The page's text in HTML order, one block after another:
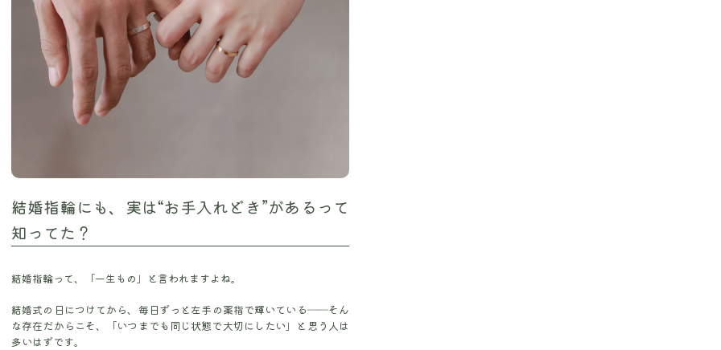
結婚指輪にも、実は“お手入れどき”があるって
知ってた？
結婚指輪って、「一生もの」と言われますよね。
結婚式の日につけてから、毎日ずっと左手の薬指で輝いている――そん
な存在だからこそ、「いつまでも同じ状態で大切にしたい」と思う人は
多いはずです。